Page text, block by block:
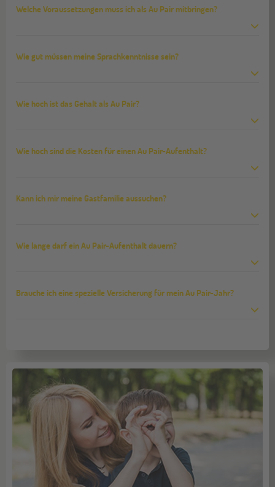
Welche Voraussetzungen muss ich als Au Pair mitbringen?
Wie gut müssen meine Sprachkenntnisse sein?
Wie hoch ist das Gehalt als Au Pair?
Wie hoch sind die Kosten für einen Au Pair-Aufenthalt?
Kann ich mir meine Gastfamilie aussuchen?
Wie lange darf ein Au Pair-Aufenthalt dauern?
Brauche ich eine spezielle Versicherung für mein Au Pair-Jahr?